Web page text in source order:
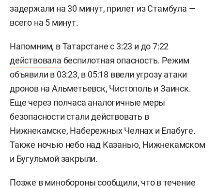
задержали на 30 минут, прилет из Стамбула —
всего на 5 минут.
Напомним, в Татарстане с 3:23 и до 7:22
действовала беспилотная опасность. Режим
объявили в 03:23, в 05:18 ввели угрозу атаки
дронов на Альметьевск, Чистополь и Заинск.
Еще через полчаса аналогичные меры
безопасности стали действовать в
Нижнекамске, Набережных Челнах и Елабуге.
Также ночью небо над Казанью, Нижнекамском
и Бугульмой закрыли.
Позже в миноборонысообщили, что в течение